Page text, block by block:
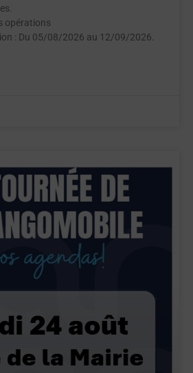
opérations
: Du 05/08/2026 au 12/09/2026.